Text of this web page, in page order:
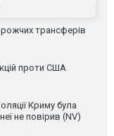
трансферів
проти США
Криму була
не повірив (NV)